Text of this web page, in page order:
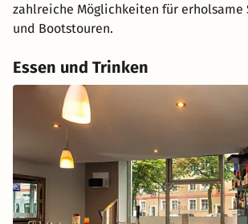
zahlreiche Möglichkeiten für erholsame
und Bootstouren.
Essen und Trinken